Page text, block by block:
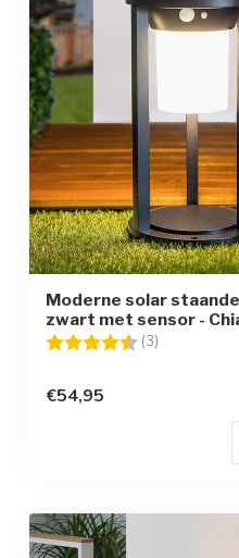
Moderne solar
zwart met sensor -
Beoordeling: (3)
€54,95